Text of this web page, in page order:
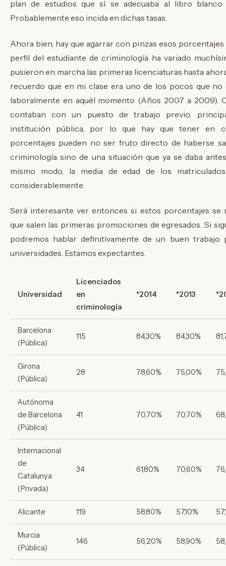
plan de estudios que sí se adecuaba al libro blanco
Probablemente eso incida en dichas tasas.
Ahora bien, hay que agarrar con pinzas esos
perfil del estudiante de criminología ha variado
pusieron en marcha las primeras licenciaturas hasta
recuerdo que en mi clase era uno de los pocos que no
laboralmente en aquél momento (Años 2007 a 2009).
contaban con un puesto de trabajo previo,
institución pública, por lo que hay que tener en
porcentajes pueden no ser fruto directo de haberse
criminología sino de una situación que ya se daba
mismo modo, la media de edad de los
considerablemente.
Será interesante ver entonces si estos porcentajes se
que salen las primeras promociones de egresados. Si
podremos hablar definitivamente de un buen trabajo
universidades. Estamos expectantes.
Universidad
Licenciados
en
criminología
*2014 *2013
Barcelona
(Pública)
115 84,30% 84,30%
Girona
(Pública)
28 78,60% 75,00%
Autónoma
de Barcelona
(Pública)
41 70,70% 70,70%
Internacional
de
Catalunya
(Privada)
34 61,80% 70,60%
Alicante 119 58,80% 57,10%
Murcia
(Pública)
146 56,20% 58,90%